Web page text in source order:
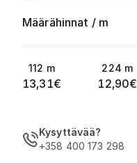
Määrähinnat / m
112 m
13,31€
224 m
12,90€
Kysyttävää?
+358 400 173 298